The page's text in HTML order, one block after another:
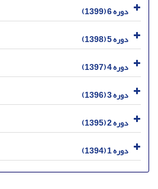
دوره 6 (1399)
دوره 5 (1398)
دوره 4 (1397)
دوره 3 (1396)
دوره 2 (1395)
دوره 1 (1394)